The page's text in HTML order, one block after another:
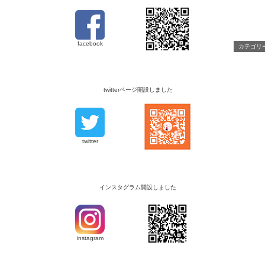
カテゴリ
facebook
twitterページ開設しました
twitter
インスタグラム開設しました
instagram